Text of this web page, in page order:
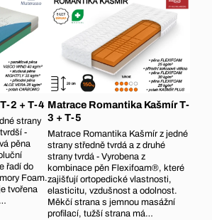
2 + T-4
strany
-
pěna
řadí do
Foam.
tvořena
Matrace Romantika Kašmír T-
3 + T-5
Matrace Romantika Kašmír z jedné
strany středně tvrdá a z druhé
strany tvrdá - Vyrobena z
kombinace pěn Flexifoam®, které
zajišťují ortopedické vlastnosti,
elasticitu, vzdušnost a odolnost.
Měkčí strana s jemnou masážní
profilací, tužší strana má…